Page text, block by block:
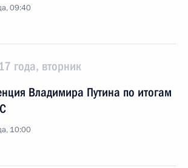
09:40
года, вторник
Владимира Путина по итогам
10:00